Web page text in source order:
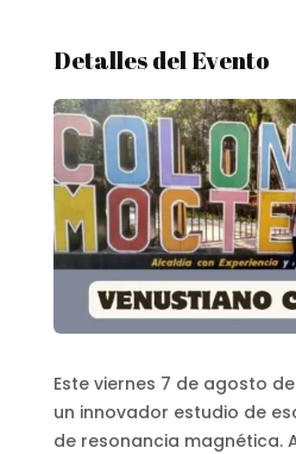
Detalles del Evento
Este viernes 7 de agosto
un innovador estudio de
de resonancia magnética.